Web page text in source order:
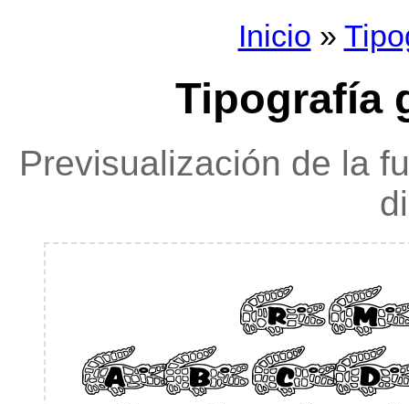
Inicio »
Tipografía
Previsualización de la